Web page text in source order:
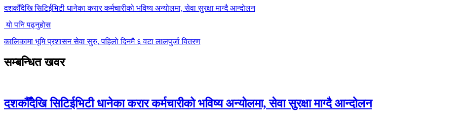
दशकौँदेखि सिटिईभिटी धानेका करार कर्मचारीको भविष्य अन्योलमा, सेवा सुरक्षा माग्दै आन्दोलन
यो पनि पढ्नुहोस
कालिकामा भूमि प्रशासन सेवा सुरु, पहिलो दिनमै ६ वटा लालपुर्जा वितरण
सम्बन्धित खवर
दशकौँदेखि सिटिईभिटी धानेका करार कर्मचारीको भविष्य अन्योलमा, सेवा सुरक्षा माग्दै आन्दोलन